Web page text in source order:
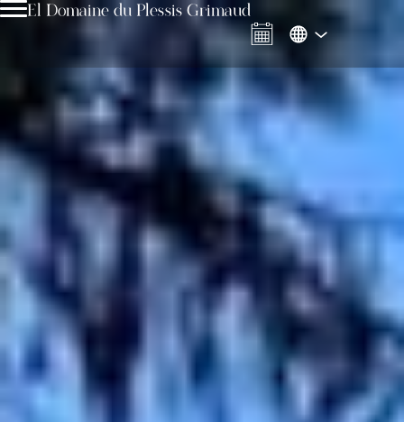
El Domaine du Plessis Grimaud